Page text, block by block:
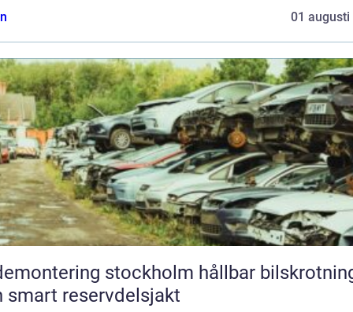
01 augusti
stockholm hållbar bilskrotning
smart reservdelsjakt